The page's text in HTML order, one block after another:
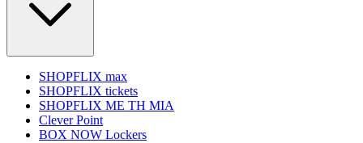
SHOPFLIX max
SHOPFLIX tickets
SHOPFLIX ΜΕ ΤΗ ΜΙΑ
Clever Point
BOX NOW Lockers